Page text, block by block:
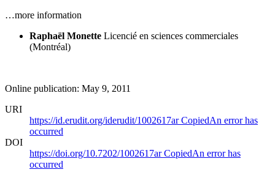
…more information
Raphaël Monette Licencié en sciences commerciales
(Montréal)
Online publication: May 9, 2011
URI
https://id.erudit.org/iderudit/1002617arCopiedAn error has
occurred
DOI
https://doi.org/10.7202/1002617arCopiedAn error has
occurred